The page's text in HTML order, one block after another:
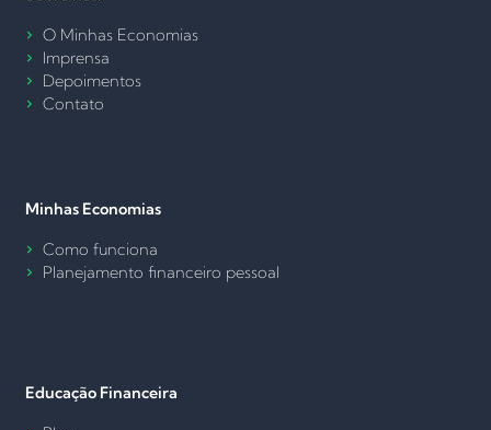
O Minhas Economias
Imprensa
Depoimentos
Contato
Minhas Economias
Como funciona
Planejamento financeiro pessoal
Educação Financeira